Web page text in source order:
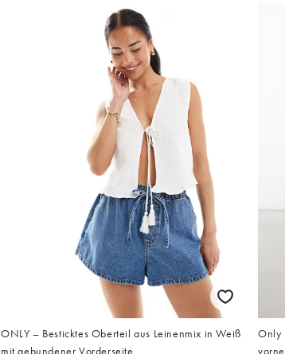
ONLY – Besticktes Oberteil aus Leinenmix in Weiß
mit gebundener Vorderseite
Only
vorne